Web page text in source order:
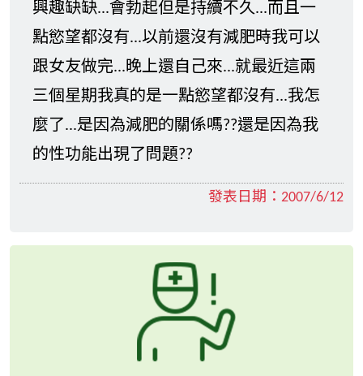
興趣缺缺...會勃起但是持續不久...而且一
點慾望都沒有...以前還沒有減肥時我可以
跟女友做完...晚上還自己來...就最近這兩
三個星期我真的是一點慾望都沒有...我怎
麼了...是因為減肥的關係嗎??還是因為我
的性功能出現了問題??
發表日期： 2007/6/12